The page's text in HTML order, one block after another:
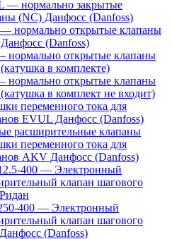
— нормально закрытые
(NC) Данфосс (Danfoss)
нормально открытые клапаны
(Danfoss)
нормально открытые клапаны
в комплекте)
нормально открытые клапаны
в комплект не входит)
переменного тока для
EVUL Данфосс (Danfoss)
расширительные клапаны
переменного тока для
AKV Данфосс (Danfoss)
400 — Электронный
клапан шагового
400 — Электронный
клапан шагового
(Danfoss)